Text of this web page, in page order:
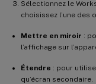
Sélectionnez le
choisissez l’une des
Mettre en miroir :
l’affichage sur
Étendre : pour
qu’écran secondaire.